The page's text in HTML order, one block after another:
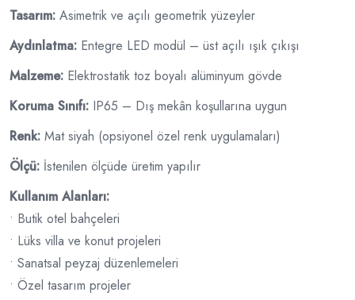
Tasarım: Asimetrik ve açılı geometrik yüzeyler
Aydınlatma: Entegre LED modül – üst açılı ışık çıkışı
Malzeme: Elektrostatik toz boyalı alüminyum gövde
Koruma Sınıfı: IP65 – Dış mekân koşullarına uygun
Renk: Mat siyah (opsiyonel özel renk uygulamaları)
Ölçü: İstenilen ölçüde üretim yapılır
Kullanım Alanları:
• Butik otel bahçeleri
• Lüks villa ve konut projeleri
• Sanatsal peyzaj düzenlemeleri
• Özel tasarım projeler